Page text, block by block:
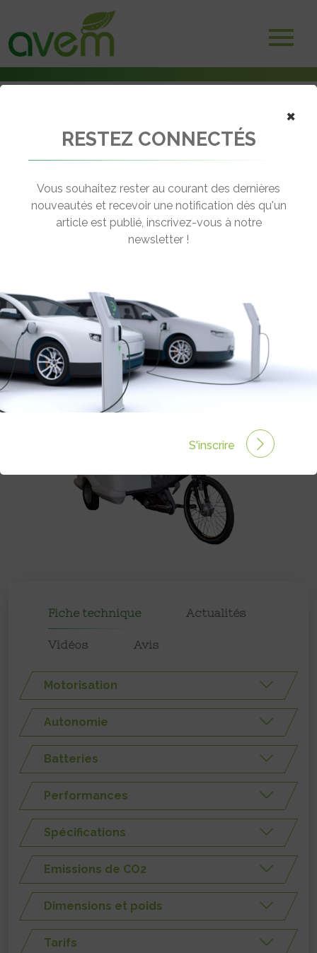
Utilitaires
MAXITRIKE
[wppr_avg_rating id="41661"]
Prix :€
Fiche technique Actualités
Vidéos Avis
Motorisation
Autonomie
Batteries
Performances
Spécifications
Emissions de CO2
Dimensions et poids
Tarifs
×
RESTEZ CONNECTÉS
Vous souhaitez rester au courant des dernières
nouveautés et recevoir une notification dès qu'un
article est publié, inscrivez-vous à notre
newsletter !
S'inscrire